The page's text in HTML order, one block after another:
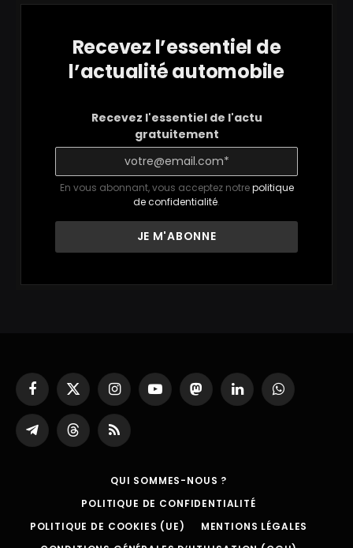
Recevez l’essentiel de
l’actualité automobile
Recevez l'essentiel de l'actu
gratuitement
En vous abonnant, vous acceptez notrepolitique
de confidentialité.
Facebook
X
(Twitter)
InstagramYouTubeMastodonLinkedInWhatsApp
Partager
sur
ThreadsRSS
QUI SOMMES-NOUS ?
POLITIQUE DE CONFIDENTIALITÉ
POLITIQUE DE COOKIES (UE)
MENTIONS LÉGALES